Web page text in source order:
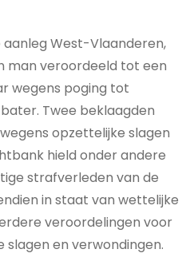
West-Vlaanderen,
man veroordeeld tot een
wegens poging tot
Twee beklaagden
opzettelijke slagen
hield onder andere
strafverleden van de
in staat van wettelijke
veroordelingen voor
en verwondingen.